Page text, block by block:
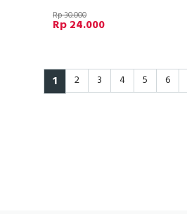
Rp 30.000
Rp 24.000
1 2 3 4 5 6